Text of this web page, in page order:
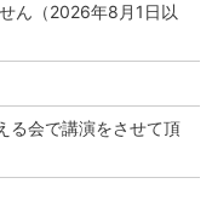
ん（2026年8月1日以
る会で講演をさせて頂